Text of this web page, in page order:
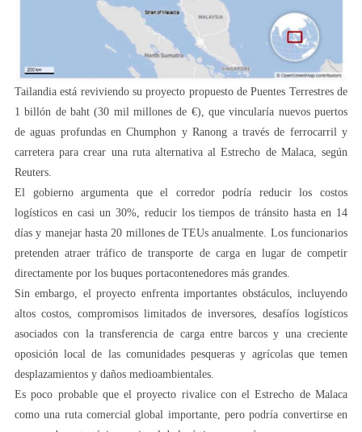
Tailandia está reviviendo su proyecto propuesto de Puentes Terrestres de
1 billón de baht (30 mil millones de €), que vincularía nuevos puertos
de aguas profundas en Chumphon y Ranong a través de ferrocarril y
carretera para crear una ruta alternativa al Estrecho de Malaca, según
Reuters.
El gobierno argumenta que el corredor podría reducir los costos
logísticos en casi un 30%, reducir los tiempos de tránsito hasta en 14
días y manejar hasta 20 millones de TEUs anualmente. Los funcionarios
pretenden atraer tráfico de transporte de carga en lugar de competir
directamente por los buques portacontenedores más grandes.
Sin embargo, el proyecto enfrenta importantes obstáculos, incluyendo
altos costos, compromisos limitados de inversores, desafíos logísticos
asociados con la transferencia de carga entre barcos y una creciente
oposición local de las comunidades pesqueras y agrícolas que temen
desplazamientos y daños medioambientales.
Es poco probable que el proyecto rivalice con el Estrecho de Malaca
como una ruta comercial global importante, pero podría convertirse en